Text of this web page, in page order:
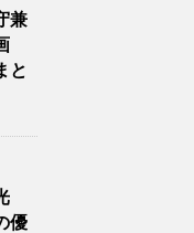
兼
と
優